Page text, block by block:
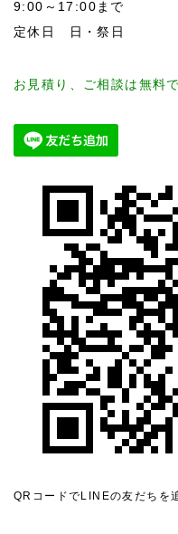
9:00～17:00まで
定休日 日・祭日
お見積り、ご相談は無料
QRコードでLINEの友だちを